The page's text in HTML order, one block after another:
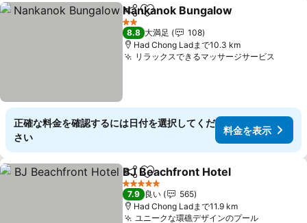
シェアお気に入りに追加
Nankanok Bungalow
2 ホテルのランク
8.8 大満足
108
Had Chong Ladまで10.3 km
リラックスできるマッサージサービス
正確な料金を確認するには日付を選択してくだ
さい
料金を表示
シェアお気に入りに追加
BJ Beachfront Hotel
5 ホテルのランク
7.9 良い
565
Had Chong Ladまで11.9 km
ユニークな環礁デザインのプール料金を表